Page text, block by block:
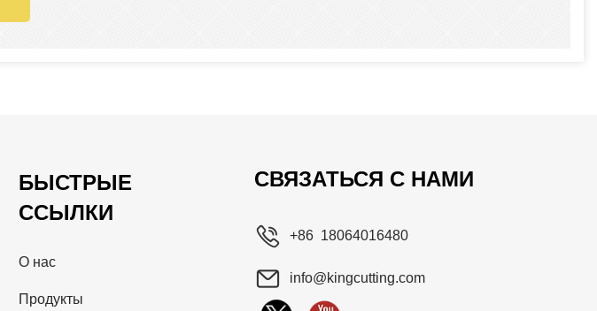
БЫСТРЫЕ
ССЫЛКИ
О нас
Продукты
СВЯЗАТЬСЯ С НАМИ
+86 18064016480
info@kingcutting.com